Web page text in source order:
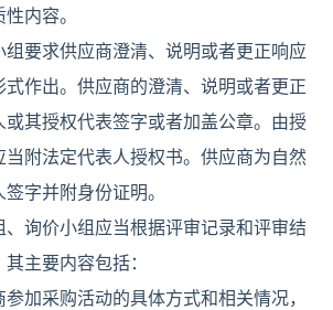
内容。
要求供应商澄清、说明或者更正响应
作出。供应商的澄清、说明或者更正
或其授权代表签字或者加盖公章。由授
附法定代表人授权书。供应商为自然
字并附身份证明。
、询价小组应当根据评审记录和评审结
主要内容包括：
参加采购活动的具体方式和相关情况，